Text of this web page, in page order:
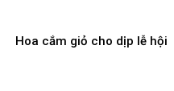
Hoa cắm giỏ cho dịp lễ hội